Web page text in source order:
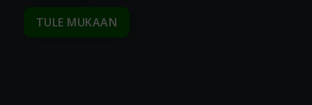
TULE MUKAAN